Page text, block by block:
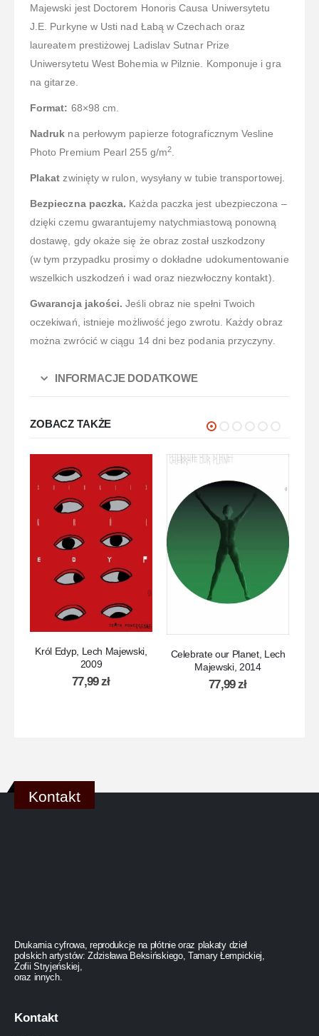
Majewski jest Doctorem Honoris Causa Uniwersytetu
J.E. Purkyne w Usti nad Łabą w Czechach oraz
laureatem prestiżowej Ladislav Sutnar Prize
Uniwersytetu West Bohemia w Pilznie. Komponuje i gra
na gitarze.
Format: 68×98 cm.
Nadruk na perłowym papierze fotograficznym Vesline
Photo Premium Pearl 255 g/m2.
Plakat zwinięty w rulon, wysyłany w tubie transportowej.
Bezpieczna paczka. Każda paczka jest ubezpieczona –
dzięki czemu gwarantujemy natychmiastową ponowną
dostawę, gdy okaże się że obraz został uszkodzony
(w tym przypadku prosimy o dokładne udokumentowanie
wszelkich uszkodzeń i wad oraz niezwłoczny kontakt).
Gwarancja jakości. Jeśli obraz nie spełni Twoich
oczekiwań, istnieje możliwość jego zwrotu. Każdy obraz
można zwrócić w ciągu 14 dni bez podania przyczyny.
INFORMACJE DODATKOWE
ZOBACZ TAKŻE
Król Edyp, Lech Majewski,
2009
77,99zł
Celebrate our Planet, Lech
Majewski, 2014
77,99zł
Kontakt
Drukarnia cyfrowa, reprodukcje na płótnie oraz plakaty dzieł
polskich artystów: Zdzisława Beksińskiego, Tamary Łempickiej,
Zofii Stryjeńskiej,
oraz innych.
Kontakt